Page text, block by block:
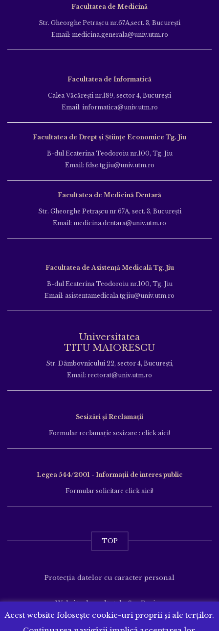
Facultatea de Medicină
Str. Gheorghe Petraşcu nr.67A,sect. 3, Bucureşti
Email: medicina.generala@univ.utm.ro
Facultatea de Informatică
Calea Văcăreşti nr.189, sector 4, Bucureşti
Email: informatica@univ.utm.ro
Facultatea de Drept și Științe Economice Tg. Jiu
B-dul Ecaterina Teodoroiu nr.100, Tg. Jiu
Email: fdse.tgjiu@univ.utm.ro
Facultatea de Medicină Dentară
Str. Gheorghe Petraşcu nr.67A, sect. 3, Bucureşti
Email: medicina.dentara@univ.utm.ro
Facultatea de Asistență Medicală Tg. Jiu
B-dul Ecaterina Teodoroiu nr.100, Tg. Jiu
Email: asistentamedicala.tgjiu@univ.utm.ro
Universitatea
TITU MAIORESCU
Str. Dâmbovnicului 22, sector 4, București,
Email: rectorat@univ.utm.ro
Sesizări și Reclamații
Formular reclamație sesizare : click aici!
Legea 544/2001 - Informații de interes public
Formular solicitare click aici!
TOP
Protecția datelor cu caracter personal
Website dezvoltat deSenDesign
Acest website folosește cookie-uri proprii și ale terților.